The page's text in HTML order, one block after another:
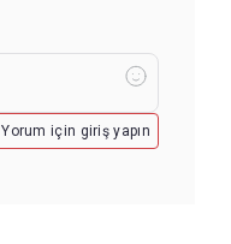
Yorum için giriş yapın